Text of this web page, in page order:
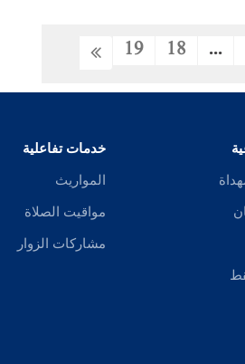
...
18
19
خدمات تفاعلية
المواريث
مواقيت الصلاة
مشاركات الزوار